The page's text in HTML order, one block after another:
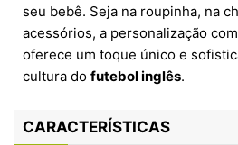
seu bebê. Seja na roupinha, na
acessórios, a personalização
oferece um toque único e
cultura do futebol inglês.
CARACTERÍSTICAS